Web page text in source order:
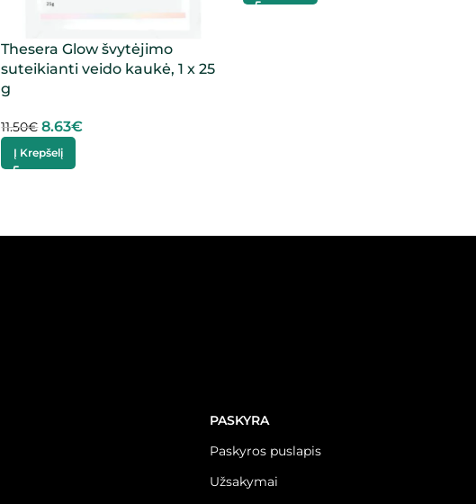
Thesera Glow švytėjimo
suteikianti veido kaukė, 1 x 25
g
11.50€ 8.63€
Į Krepšelį
PASKYRA
Paskyros puslapis
Užsakymai